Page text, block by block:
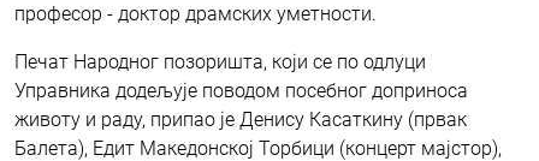
професор - доктор драмских уметности.
Печат Народног позоришта, који се по одлуци
Управника додељује поводом посебног доприноса
животу и раду, припао је Денису Касаткину (првак
Балета), Едит Македонској Торбици (концерт мајстор),